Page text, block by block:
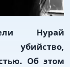
Нурай
убийство,
Об этом